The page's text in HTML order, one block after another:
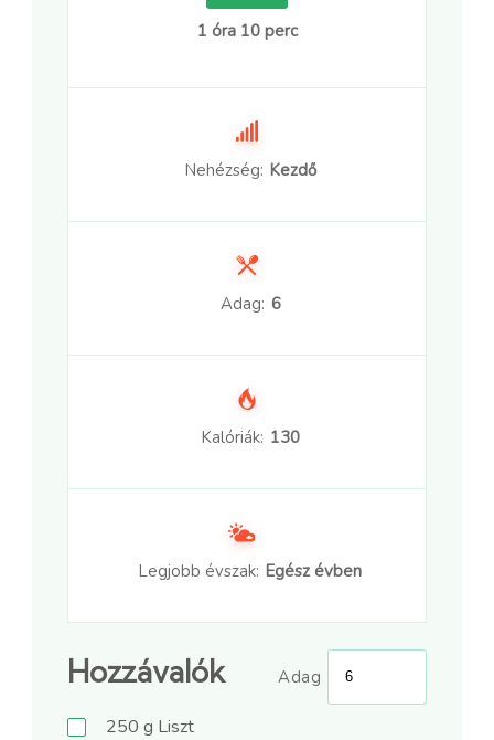
1 óra 10 perc
Nehézség: Kezdő
Adag: 6
Kalóriák: 130
Legjobb évszak: Egész évben
Hozzávalók Adag
250 g Liszt